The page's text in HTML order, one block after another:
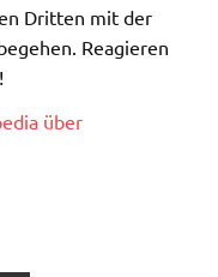
Dritten mit der
Reagieren
über